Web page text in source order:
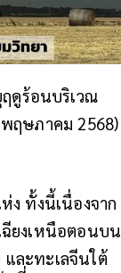
ดูร้อนบริเวณ
ฤษภาคม 2568)
ง ทั้งนี้เนื่องจาก
ฉียงเหนือตอนบน
ละทะเลจีนใต้